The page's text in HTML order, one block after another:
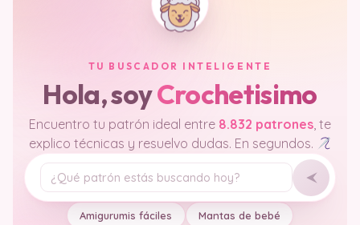
TU BUSCADOR INTELIGENTE
Hola, soyCrochetisimo
Encuentro tu patrón ideal entre 8.832 patrones, te
explico técnicas y resuelvo dudas. En segundos.
Tu pregunta
Amigurumis fáciles Mantas de bebé